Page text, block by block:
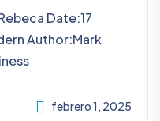
Date:17
Author:Mark
febrero 1, 2025